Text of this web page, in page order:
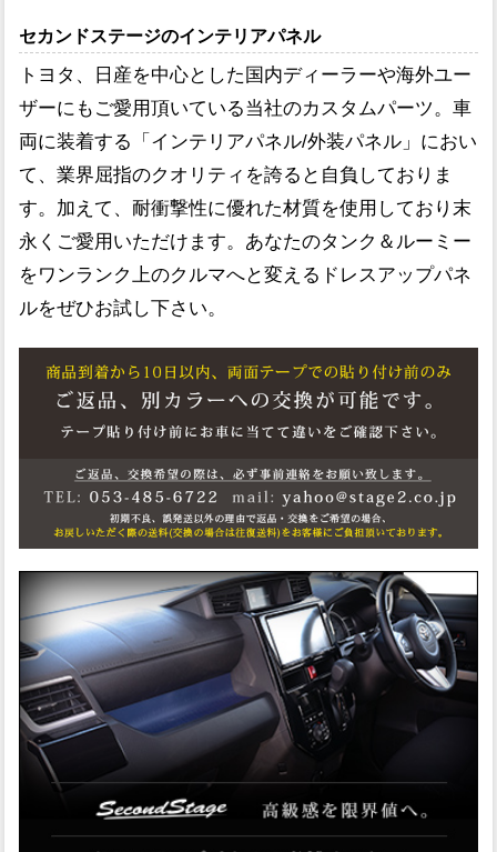
セカンドステージのインテリアパネル
トヨタ、日産を中心とした国内ディーラーや海外ユー
ザーにもご愛用頂いている当社のカスタムパーツ。車
両に装着する「インテリアパネル/外装パネル」におい
て、業界屈指のクオリティを誇ると自負しておりま
す。加えて、耐衝撃性に優れた材質を使用しており末
永くご愛用いただけます。あなたのタンク＆ルーミー
をワンランク上のクルマへと変えるドレスアップパネ
ルをぜひお試し下さい。